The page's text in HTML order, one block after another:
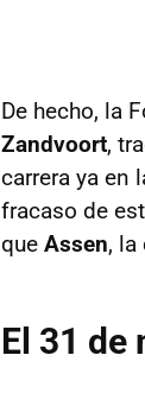
De hecho, la
Zandvoort,
carrera ya en
fracaso de
que Assen,
El 31 de